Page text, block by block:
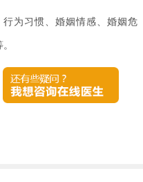
行为习惯 婚姻情感 婚姻危